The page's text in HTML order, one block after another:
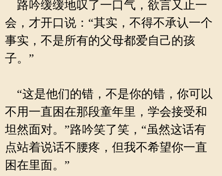
路吟缓缓地叹了一口气，欲言又止一
会，才开口说：“其实，不得不承认一个
事实，不是所有的父母都爱自己的孩
子。”
“这是他们的错，不是你的错，你可以
不用一直困在那段童年里，学会接受和
坦然面对。”路吟笑了笑，“虽然这话有
点站着说话不腰疼，但我不希望你一直
困在里面。”